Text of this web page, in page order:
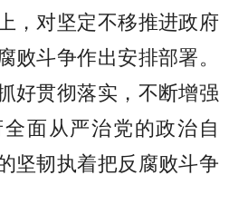
，对坚定不移推进政府
败斗争作出安排部署。
好贯彻落实，不断增强
面从严治党的政治自
坚韧执着把反腐败斗争